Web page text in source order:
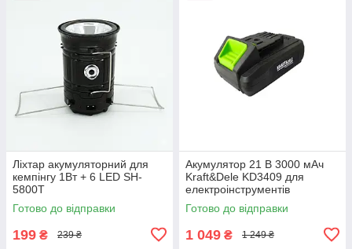
Ліхтар акумуляторний для
кемпінгу 1Вт + 6 LED SH-
5800T
Готово до відправки
199 ₴ 239 ₴
Акумулятор 21 В 3000 мАч
Kraft&Dele KD3409 для
електроінструментів
Готово до відправки
1 049 ₴ 1 249 ₴